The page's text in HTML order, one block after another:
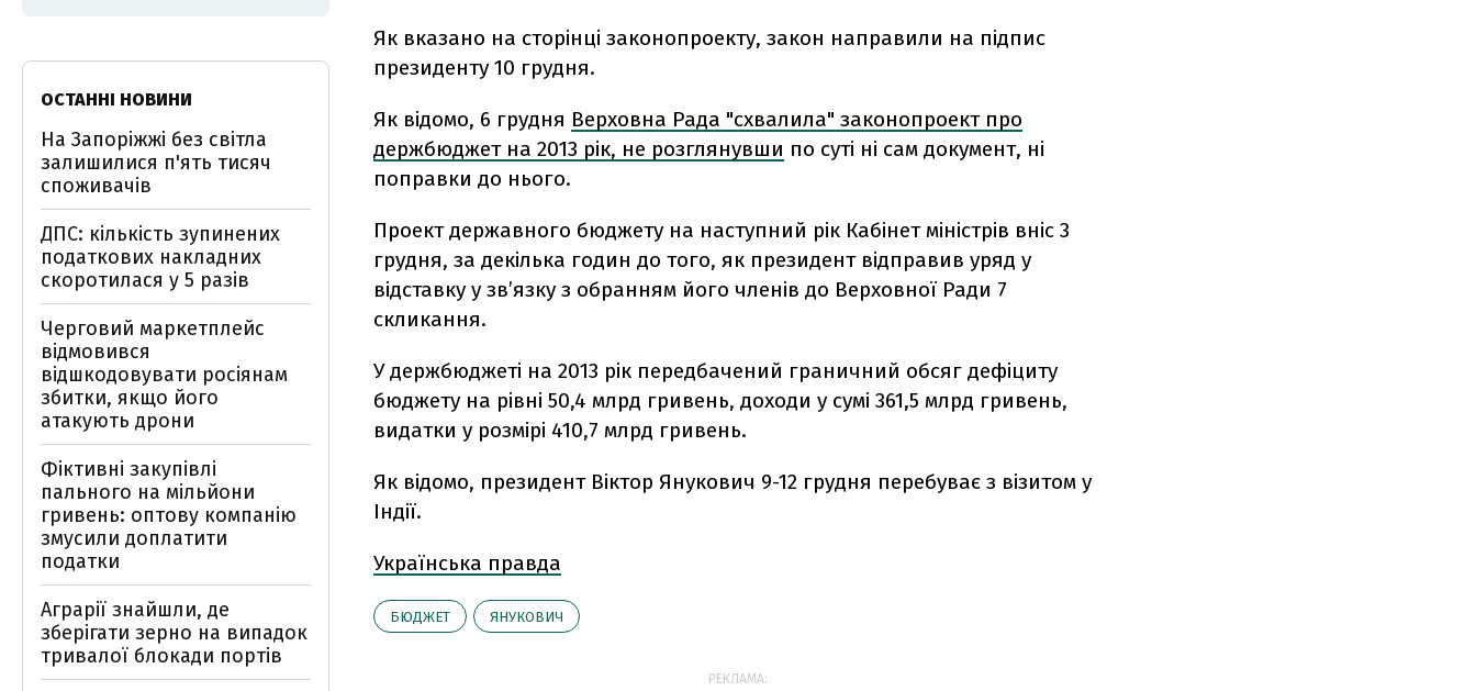
Як вказано на сторінці законопроекту, закон направили на підпис
президенту 10 грудня.
Як відомо, 6 грудня Верховна Рада "схвалила" законопроект про
держбюджет на 2013 рік, не розглянувши по суті ні сам документ, ні
поправки до нього.
Проект державного бюджету на наступний рік Кабінет міністрів вніс 3
грудня, за декілька годин до того, як президент відправив уряд у
відставку у зв’язку з обранням його членів до Верховної Ради 7
скликання.
У держбюджеті на 2013 рік передбачений граничний обсяг дефіциту
бюджету на рівні 50,4 млрд гривень, доходи у сумі 361,5 млрд гривень,
видатки у розмірі 410,7 млрд гривень.
Як відомо, президент Віктор Янукович 9-12 грудня перебуває з візитом у
Індії.
Українська правда
БЮДЖЕТ ЯНУКОВИЧ
РЕКЛАМА:
ОСТАННІ НОВИНИ
На Запоріжжі без світла
залишилися п'ять тисяч
споживачів
ДПС: кількість зупинених
податкових накладних
скоротилася у 5 разів
Черговий маркетплейс
відмовився
відшкодовувати росіянам
збитки, якщо його
атакують дрони
Фіктивні закупівлі
пального на мільйони
гривень: оптову компанію
змусили доплатити
податки
Аграрії знайшли, де
зберігати зерно на випадок
тривалої блокади портів